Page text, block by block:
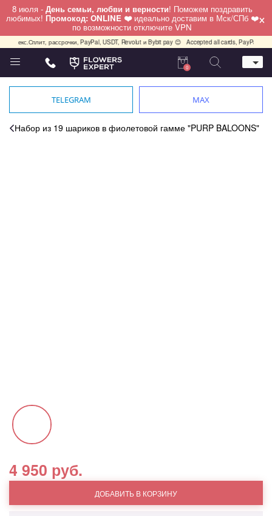
8 июля - День семьи, любви и верности! Поможем поздравить
любимых! Промокод: ONLINE ❤️ идеально доставим в Мск/СПб ❤️
по возможности отключите VPN ×
рассрочки, PayPal, USDT, Revolut и Bybit pay 😊 Accepted all cards, PayPal, USDT,
Телефон
+7 (495) 982-55-05
0
TELEGRAM MAX
Набор из 19 шариков в фиолетовой гамме "PURP BALOONS"
4 950 руб.
ДОБАВИТЬ В КОРЗИНУ